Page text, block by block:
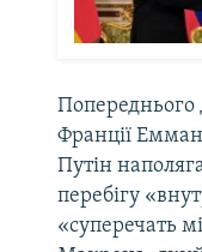
Попереднього
Франції
Путін
перебігу
«суперечать